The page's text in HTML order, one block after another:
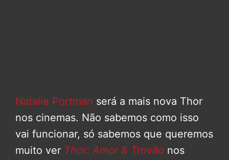
Natalie Portman será a mais nova Thor
nos cinemas. Não sabemos como isso
vai funcionar, só sabemos que queremos
muito ver Thor: Amor & Trovão nos